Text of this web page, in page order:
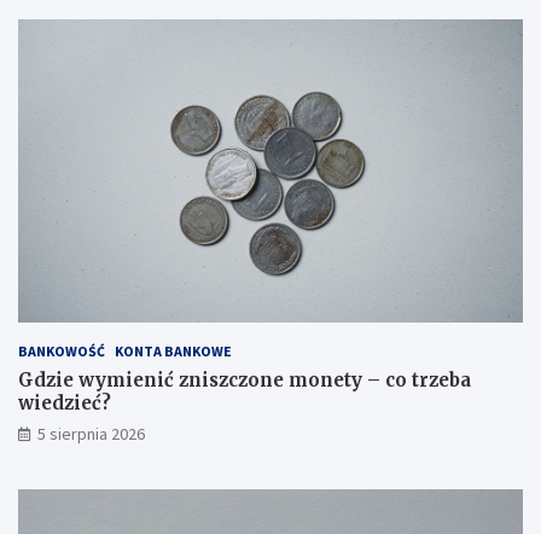
BANKOWOŚĆ KONTA BANKOWE
Gdzie wymienić zniszczone monety – co trzeba
wiedzieć?
5 sierpnia 2026